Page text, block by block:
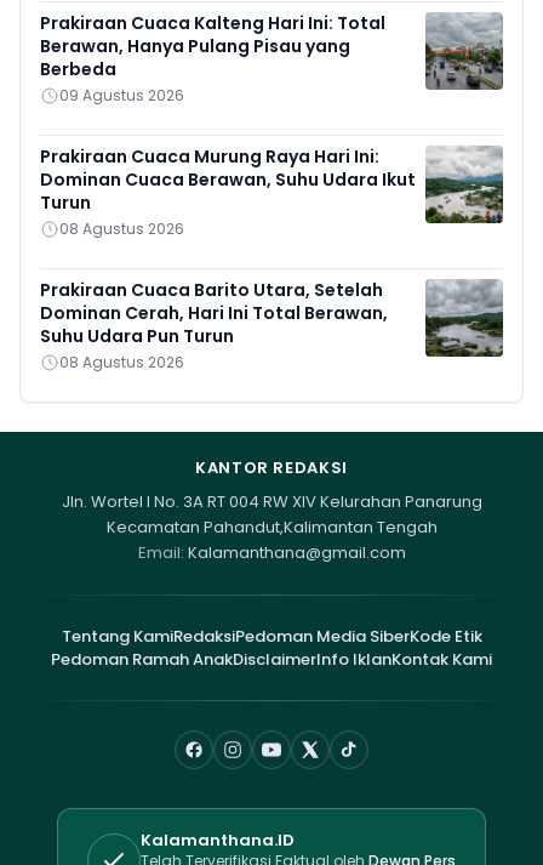
Prakiraan Cuaca Kalteng Hari Ini: Total
Berawan, Hanya Pulang Pisau yang
Berbeda
09 Agustus 2026
Prakiraan Cuaca Murung Raya Hari Ini:
Dominan Cuaca Berawan, Suhu Udara Ikut
Turun
08 Agustus 2026
Prakiraan Cuaca Barito Utara, Setelah
Dominan Cerah, Hari Ini Total Berawan,
Suhu Udara Pun Turun
08 Agustus 2026
KANTOR REDAKSI
Jln. Wortel I No. 3A RT 004 RW XIV Kelurahan Panarung
Kecamatan Pahandut,Kalimantan Tengah
Email: Kalamanthana@gmail.com
Tentang KamiRedaksiPedoman Media SiberKode Etik
Pedoman Ramah AnakDisclaimerInfo IklanKontak Kami
Kalamanthana.ID
Telah Terverifikasi Faktual oleh Dewan Pers